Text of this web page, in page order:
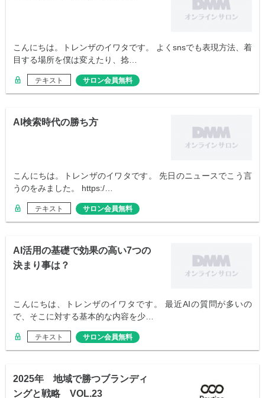
こんにちは。トレンザのイワタです。 よくsnsでも表現方法、着
目する場所を僕は変えたり、捻…
テキスト サロン会員無料
AI検索時代の勝ち方
こんにちは。トレンザのイワタです。 先日のニュースでこう言
うのをみました。 https:/…
テキスト サロン会員無料
AI活用の基礎で効果の高い7つの
決まり事は？
こんにちは、トレンザのイワタです。 最近AIの質問が多いの
で、そこに対する基本的な内容を少…
テキスト サロン会員無料
2025年 地域で勝つブランディ
ングと戦略 VOL.23